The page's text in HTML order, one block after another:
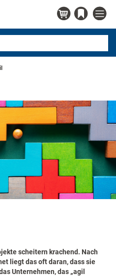
scheitern krachend. Nach
liegt das oft daran, dass sie
Unternehmen, das „agil